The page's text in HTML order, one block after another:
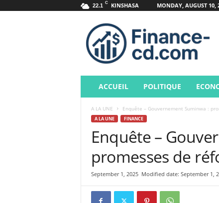
22.1 C KINSHASA
MONDAY, AUGUST 10,
ACCUEIL POLITIQUE
A LA UNE Enquête – Gouvernement Suminwa :
A LA UNE FINANCE
Enquête –
promesses de
September 1, 2025 Modified date: September 1,